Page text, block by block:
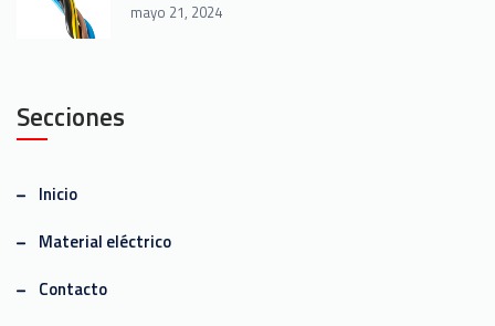
mayo 21, 2024
Secciones
Inicio
Material eléctrico
Contacto